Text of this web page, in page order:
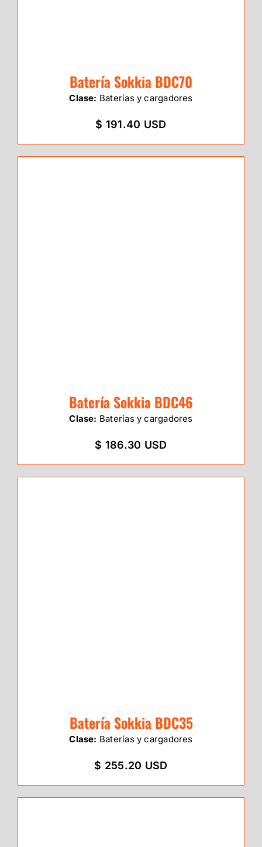
Batería Sokkia BDC70
Clase: Baterías y cargadores
$ 191.40 USD
Batería Sokkia BDC46
Clase: Baterías y cargadores
$ 186.30 USD
Batería Sokkia BDC35
Clase: Baterías y cargadores
$ 255.20 USD